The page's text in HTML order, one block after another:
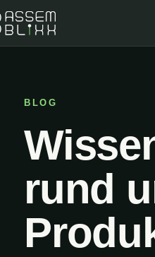
BLOG
rund